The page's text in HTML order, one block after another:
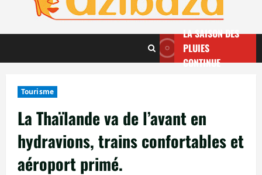
LA SAISON DES
PLUIES
CONTINUE
Tourisme
La Thaïlande va de l’avant en
hydravions, trains confortables et
aéroport primé.